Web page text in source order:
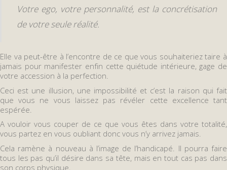
Votre ego, votre personnalité, est la concrétisation
de votre seule réalité.
Elle va peut-être à l’encontre de ce que vous souhaiteriez taire à
jamais pour manifester enfin cette quiétude intérieure, gage de
votre accession à la perfection.
Ceci est une illusion, une impossibilité et c’est la raison qui fait
que vous ne vous laissez pas révéler cette excellence tant
espérée.
A vouloir vous couper de ce que vous êtes dans votre totalité,
vous partez en vous oubliant donc vous n’y arrivez jamais.
Cela ramène à nouveau à l’image de l’handicapé. Il pourra faire
tous les pas qu’il désire dans sa tête, mais en tout cas pas dans
son corps physique.